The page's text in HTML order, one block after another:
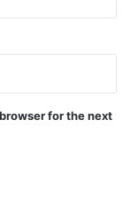
for the next